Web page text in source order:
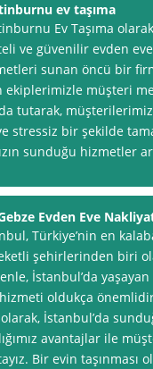
ev taşıma
Ev Taşıma
ve güvenilir evden
sunan öncü bir
ekiplerimizle müşteri
tutarak,
stressiz bir şekilde
sunduğu hizmetler
Evden Eve
Türkiye’nin en
şehirlerinden biri
İstanbul’da
oldukça
İstanbul’da
avantajlar ile
Bir evin taşınması